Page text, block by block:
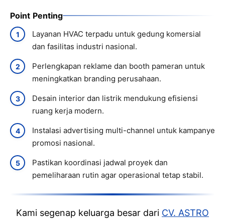
Point Penting
Layanan HVAC terpadu untuk gedung komersial
dan fasilitas industri nasional.
Perlengkapan reklame dan booth pameran untuk
meningkatkan branding perusahaan.
Desain interior dan listrik mendukung efisiensi
ruang kerja modern.
Instalasi advertising multi-channel untuk kampanye
promosi nasional.
Pastikan koordinasi jadwal proyek dan
pemeliharaan rutin agar operasional tetap stabil.
Kami segenap keluarga besar dari CV. ASTRO